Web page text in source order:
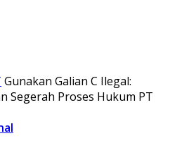
Gunakan Galian C Ilegal:
Segerah Proses Hukum PT